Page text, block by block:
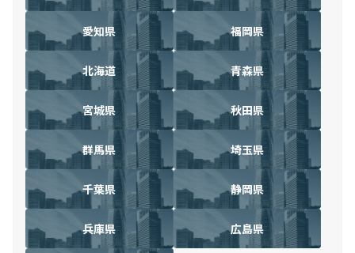
愛知県 福岡県
北海道 青森県
宮城県 秋田県
群馬県 埼玉県
千葉県 静岡県
兵庫県 広島県